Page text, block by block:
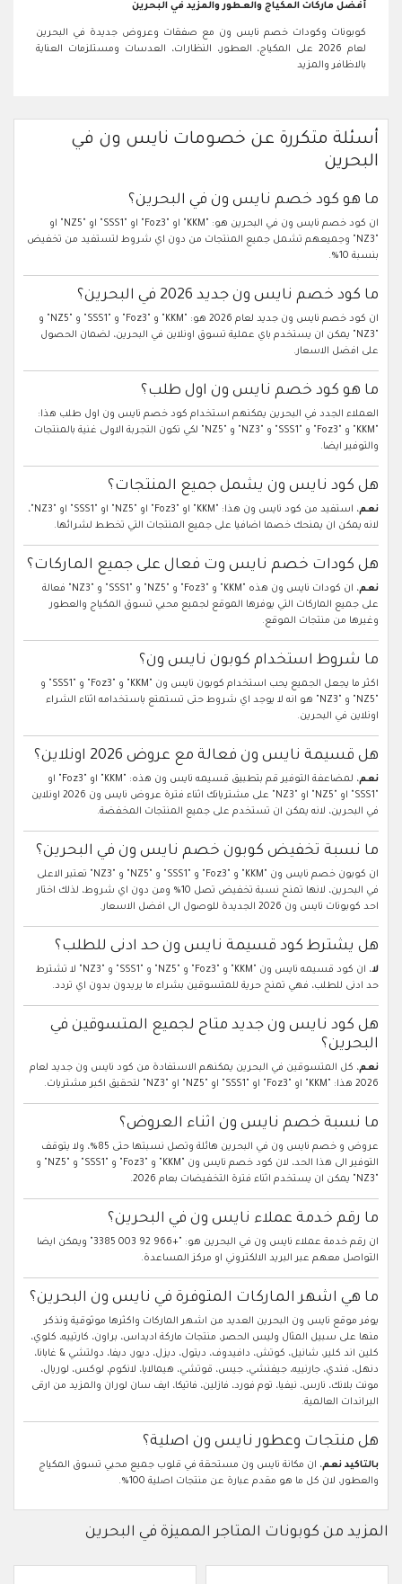
أفضل ماركات المكياج والعطور والمزيد في البحرين
كوبونات وكودات خصم نايس ون مع صفقات وعروض جديدة في البحرين
لعام 2026 على المكياج، العطور، النظارات، العدسات ومستلزمات العناية
بالاظافر والمزيد
أسئلة متكررة عن خصومات نايس ون في
البحرين
ما هو كود خصم نايس ون في البحرين؟
ان كود خصم نايس ون في البحرين هو: "KKM" او "Foz3" او "SSS1" او "NZ5" او
"NZ3" وجميعهم تشمل جميع المنتجات من دون اي شروط لتستفيد من تخفيض
بنسبة 10%.
ما كود خصم نايس ون جديد 2026 في البحرين؟
ان كود خصم نايس ون جديد لعام 2026 هو: "KKM" و "Foz3" و "SSS1" و "NZ5" و
"NZ3" يمكن ان يستخدم باي عملية تسوق اونلاين في البحرين، لضمان الحصول
على افضل الاسعار.
ما هو كود خصم نايس ون اول طلب؟
العملاء الجدد في البحرين يمكنهم استخدام كود خصم نايس ون اول طلب هذا:
"KKM" و "Foz3" و "SSS1" و "NZ3" و "NZ5" لكي تكون التجربة الاولى غنية بالمنتجات
والتوفير ايضا.
هل كود نايس ون يشمل جميع المنتجات؟
نعم
، استفيد من كود نايس ون هذا: "KKM" او "Foz3" او "NZ5" او "SSS1" او "NZ3"،
لانه يمكن ان يمنحك خصما اضافيا على جميع المنتجات التي تخطط لشرائها.
هل كودات خصم نايس وت فعال على جميع الماركات؟
نعم
، ان كودات نايس ون هذه "KKM" و "Foz3" و "NZ5" و "SSS1" و "NZ3" فعالة
على جميع الماركات التي يوفرها الموقع لجميع محبي تسوق المكياج والعطور
وغيرها من منتجات الموقع.
ما شروط استخدام كوبون نايس ون؟
اكثر ما يجعل الجميع يحب استخدام كوبون نايس ون "KKM" و "Foz3" و "SSS1" و
"NZ5" و "NZ3" هو انه لا يوجد اي شروط حتى تستمتع باستخدامه اثناء الشراء
اونلاين في البحرين.
هل قسيمة نايس ون فعالة مع عروض 2026 اونلاين؟
نعم
، لمضاعفة التوفير قم بتطبيق قسيمه نايس ون هذه: "KKM" او "Foz3" او
"SSS1" او "NZ5" او "NZ3" على مشترياتك اثناء فترة عروض نايس ون 2026 اونلاين
في البحرين، لانه يمكن ان تستخدم على جميع المنتجات المخفضة.
ما نسبة تخفيض كوبون خصم نايس ون في البحرين؟
ان كوبون خصم نايس ون "KKM" و "Foz3" و "SSS1" و "NZ5" و "NZ3" تعتبر الاعلى
في البحرين، لانها تمنح نسبة تخفيض تصل 10% ومن دون اي شروط، لذلك اختار
احد كوبونات نايس ون 2026 الجديدة للوصول الى افضل الاسعار.
هل يشترط كود قسيمة نايس ون حد ادنى للطلب؟
لا
، ان كود قسيمه نايس ون "KKM" و "Foz3" و "NZ5" و "SSS1" و "NZ3" لا تشترط
حد ادنى للطلب، فهي تمنح حرية للمتسوقين بشراء ما يريدون بدون اي تردد.
هل كود نايس ون جديد متاح لجميع المتسوقين في
البحرين؟
نعم، كل المتسوقين في البحرين يمكنهم الاستفادة من كود نايس ون جديد لعام
2026 هذا: "KKM" او "Foz3" او "SSS1" او "NZ5" او "NZ3" لتحقيق اكبر مشتريات.
ما نسبة خصم نايس ون اثناء العروض؟
عروض و خصم نايس ون في البحرين هائلة وتصل نسبتها حتى 85%، ولا يتوقف
التوفير الى هذا الحد، لان كود خصم نايس ون "KKM" و "Foz3" و "SSS1" و "NZ5" و
"NZ3" يمكن ان يستخدم اثناء فترة التخفيضات بعام 2026.
ما رقم خدمة عملاء نايس ون في البحرين؟
ان رقم خدمة عملاء نايس ون في البحرين هو: "+966 92 003 3385" ويمكن ايضا
التواصل معهم عبر البريد الالكتروني او مركز المساعدة.
ما هي اشهر الماركات المتوفرة في نايس ون البحرين؟
يوفر موقع نايس ون البحرين العديد من اشهر الماركات واكثرها موثوقية ونذكر
منها على سبيل المثال وليس الحصر، منتجات ماركة اديداس، براون، كارتييه، كلوي،
كلين اند كلير، شانيل، كوتش، دافيدوف، ديتول، ديزل، ديور، ديفا، دولتشي & غابانا،
دنهل، فندي، جارنييه، جيفنشي، جيس، قوتشي، هيمالايا، لانكوم، لوكس، لوريال،
مونت بلانك، نارس، نيفيا، توم فورد، فازلين، فاتيكا، ايف سان لوران والمزيد من ارقى
البراندات العالمية.
هل منتجات وعطور نايس ون اصلية؟
بالتاكيد نعم، ان مكانة نايس ون مستحقة في قلوب جميع محبي تسوق المكياج
والعطور، لان كل ما هو مقدم عبارة عن منتجات اصلية 100%.
المزيد من كوبونات المتاجر المميزة في البحرين